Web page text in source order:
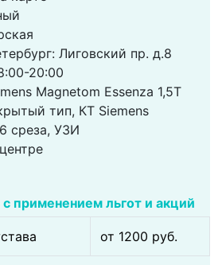
Лиговский пр. д.8
20:00
Magnetom Essenza 1,5T
тип, КТ Siemens
среза, УЗИ
с применением льгот и акций
от 1200 pуб.